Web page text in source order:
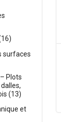
surfaces
Plots
(13)
et